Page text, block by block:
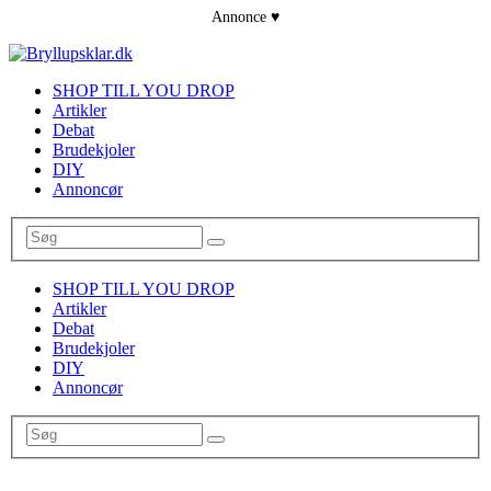
SHOP TILL YOU DROP
Artikler
Debat
Brudekjoler
DIY
Annoncør
SHOP TILL YOU DROP
Artikler
Debat
Brudekjoler
DIY
Annoncør